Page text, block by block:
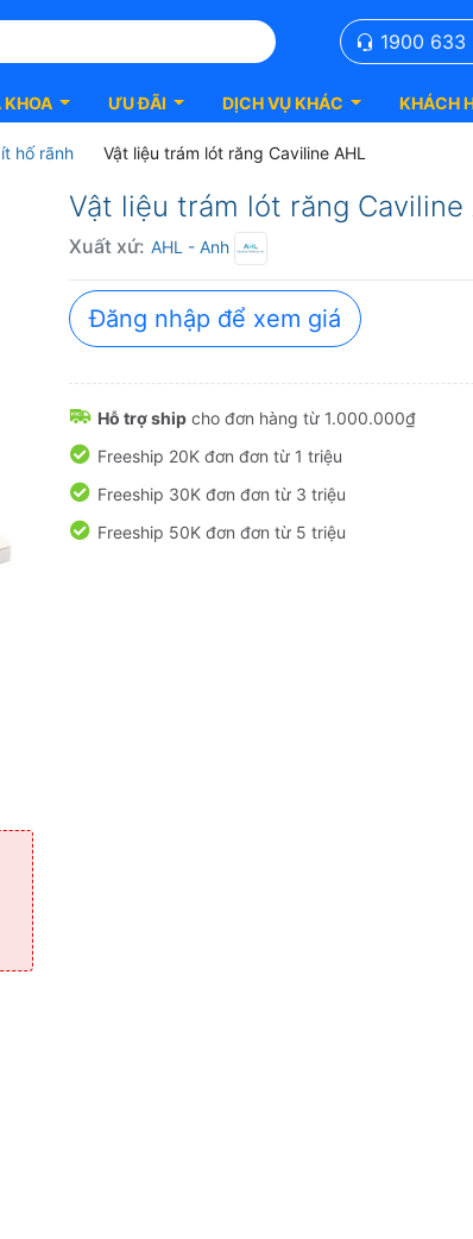
1900 633
KHOA ƯU ĐÃI DỊCH VỤ KHÁC KHÁCH
hố rãnh Vật liệu trám lót răng Caviline AHL
Vật liệu trám lót răng Caviline
Xuất xứ: AHL - Anh
Đăng nhập để xem giá
Hỗ trợ ship cho đơn hàng từ 1.000.000₫
Freeship 20K đơn đơn từ 1 triệu
Freeship 30K đơn đơn từ 3 triệu
Freeship 50K đơn đơn từ 5 triệu